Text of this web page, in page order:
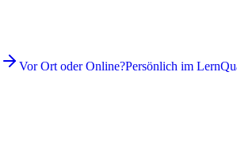
Vor Ort oder Online?Persönlich im